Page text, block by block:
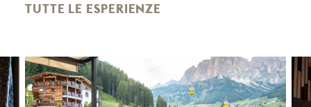
Per i nostri ospiti sarà offerto un
Per info e prenotazioni: +39 0471 836043 -
info@hotelarkadia.it
- Str. Burjè 11, 39033,
Corvara
TUTTE LE ESPERIENZE